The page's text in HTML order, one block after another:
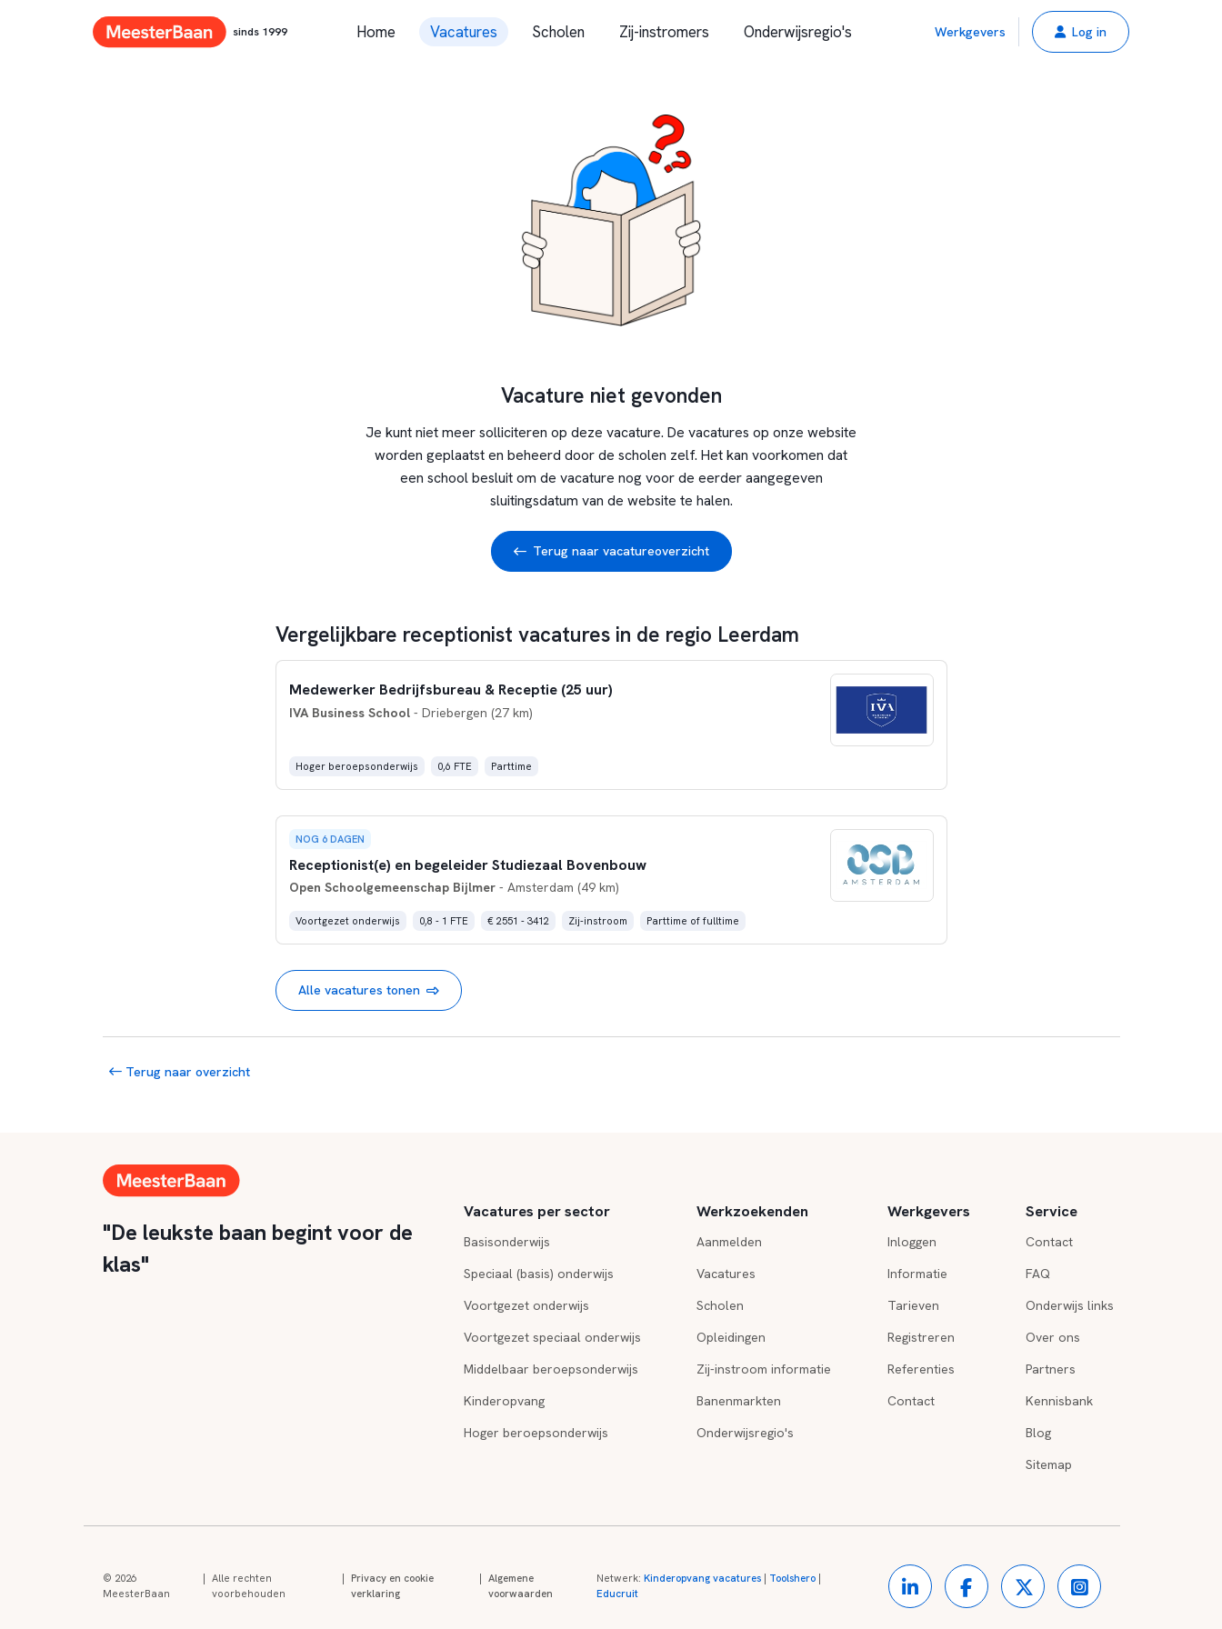
sinds 1999 Home Vacatures Scholen Zij-instromers Onderwijsregio's Werkgevers Log in
Vacature niet gevonden
Je kunt niet meer solliciteren op deze vacature. De vacatures op onze website
worden geplaatst en beheerd door de scholen zelf. Het kan voorkomen dat
een school besluit om de vacature nog voor de eerder aangegeven
sluitingsdatum van de website te halen.
Terug naar vacatureoverzicht
Vergelijkbare receptionist vacatures in de regio Leerdam
Medewerker Bedrijfsbureau & Receptie (25 uur)
IVA Business School- Driebergen (27 km)
Hoger beroepsonderwijs 0,6 FTE Parttime
NOG 6 DAGEN
Receptionist(e) en begeleider Studiezaal Bovenbouw
Open Schoolgemeenschap Bijlmer- Amsterdam (49 km)
Voortgezet onderwijs 0,8 - 1 FTE € 2551 - 3412 Zij-instroom Parttime of fulltime
Alle vacatures tonen
Terug naar overzicht
"De leukste baan begint voor de
klas"
Vacatures per sector
Basisonderwijs
Speciaal (basis) onderwijs
Voortgezet onderwijs
Voortgezet speciaal onderwijs
Middelbaar beroepsonderwijs
Kinderopvang
Hoger beroepsonderwijs
Werkzoekenden
Aanmelden
Vacatures
Scholen
Opleidingen
Zij-instroom informatie
Banenmarkten
Onderwijsregio's
Werkgevers
Inloggen
Informatie
Tarieven
Registreren
Referenties
Contact
Service
Contact
FAQ
Onderwijs links
Over ons
Partners
Kennisbank
Blog
Sitemap
© 2026
MeesterBaan
Alle rechten
voorbehouden
Privacy en cookie
verklaring
Algemene
voorwaarden
Netwerk: Kinderopvang vacatures| Toolshero|
Educruit